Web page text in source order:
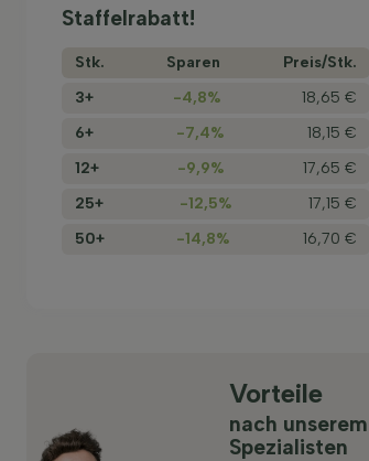
Staffelrabatt!
Stk. Sparen
Preis/­Stk.
3+
-4,8%
18,65 €
6+
-7,4%
18,15 €
12+
-9,9%
17,65 €
25+
-12,5%
17,15 €
50+
-14,8% 16,70 €
Vorteile
nach unserem
Spezialisten